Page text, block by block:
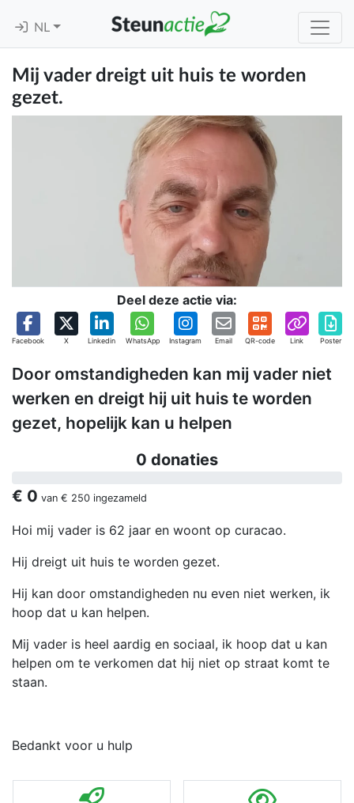
NL
Mij vader dreigt uit huis te worden
gezet.
Deel deze actie via:
Facebook X Linkedin WhatsApp Instagram Email QR-code Link Poster
Door omstandigheden kan mij vader niet
werken en dreigt hij uit huis te worden
gezet, hopelijk kan u helpen
0 donaties
€ 0 van € 250 ingezameld
Hoi mij vader is 62 jaar en woont op curacao.
Hij dreigt uit huis te worden gezet.
Hij kan door omstandigheden nu even niet werken, ik
hoop dat u kan helpen.
Mij vader is heel aardig en sociaal, ik hoop dat u kan
helpen om te verkomen dat hij niet op straat komt te
staan.
Bedankt voor u hulp